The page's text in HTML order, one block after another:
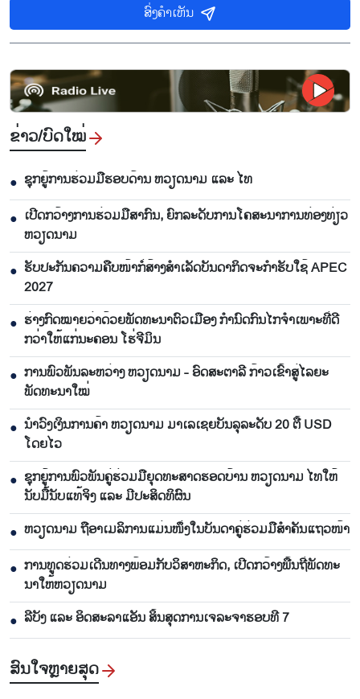
ສົ່ງຄຳເຫັນ
ຂ່າວ/ບົດ​ໃໝ່
● ຊຸກຍູ້ການຮ່ວມມືຮອບດ້ານ ຫວຽດນາມ ແລະ ໄທ
● ເປີດກວ້າງການຮ່ວມມືສາກົນ, ຍົກລະດັບການໂຄສະນາການທ່ອງທ່ຽວ
ຫວຽດນາມ
● ຮັບປະກັນຄວາມຄືບໜ້າກໍ່ສ້າງສຳເລັດບັນດາກິດຈະກຳຮັບໃຊ້ APEC
2027
● ຮ່າງກົດໝາຍວ່າດ້ວຍພັດທະນາຕົວເມືອງ ກຳນົດກົນໄກຈຳເພາະທີ່ດີ
ກວ່າໃຫ້ແກ່ນະຄອນ ໂຮ່ຈີມິນ
● ການພົວພັນລະຫວ່າງ ຫວຽດນາມ - ອົດສະຕາລີ ກ້າວເຂົ້າສູ່ໄລຍະ
ພັດທະນາໃໝ່
● ນຳ​ວົງ​ເງິນ​ການ​ຄ້າ ຫວຽດ​ນາມ ມາ​ເລ​ເຊຍ​ບັນ​ລຸ​ລະ​ດັບ 20 ຕື້ USD
ໂດຍ​ໄວ
● ຊຸກ​ຍູ້​ການ​ພົວ​ພັນ​ຄູ່​ຮ່ວມ​ມື​ຍຸດ​ທະ​ສາດ​ຮອດ​ບ້ານ ຫວຽດ​ນາມ ໄທ​ໃຫ້​
ນັບ​ມື້​ນັບ​ແທ້​ຈິງ ແລະ ມີ​ປະ​ສິດ​ທິ​ຜົນ
● ຫ​ວຽດ​ນາມ ຖື​ອາ​ເມ​ລິ​ການ​ແມ່ນ​ໜຶ່ງ​ໃນ​ບັນ​ດາ​ຄູ່​ຮ່ວມ​ມື​ສຳ​ຄັນ​ແຖວ​ໜ້າ
● ການ​ທູດ​ຮ່ວມ​ເດີນ​ທາງ​ພ້ອມກັບ​ວິ​ສາ​ຫະ​ກ​ິດ, ເປີດກວ້າງ​ພື້ນ​ຖີ່​ພັດ​ທະ​
ນາ​ໃຫ້​ຫວຽດ​ນາມ
● ລີ​ບັງ ແລະ ອິດ​ສະ​ລາ​ແອັນ ສິ້ນ​ສຸດ​ການ​ເຈ​ລະ​ຈາ​ຮອບ​ທີ 7
ສົນ​ໃຈ​ຫຼາຍ​ສຸດ